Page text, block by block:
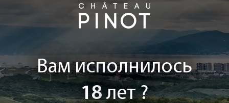
Вам исполнилось
18лет ?